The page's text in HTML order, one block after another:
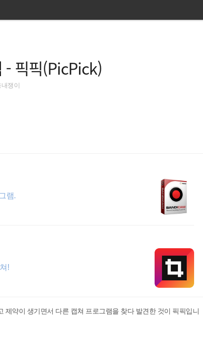
- 픽픽(PicPick)
쟁이
램.
!
약이 생기면서 다른 캡쳐 프로그램을 찾다 발견한 것이 픽픽입니